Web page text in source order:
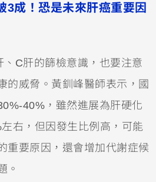
3成！恐是未來肝癌重要因
、C肝的篩檢意識，也要注意
的威脅。黃釧峰醫師表示，國
40%，雖然進展為肝硬化
右，但因發生比例高，可能
重要原因，還會增加代謝症候
。